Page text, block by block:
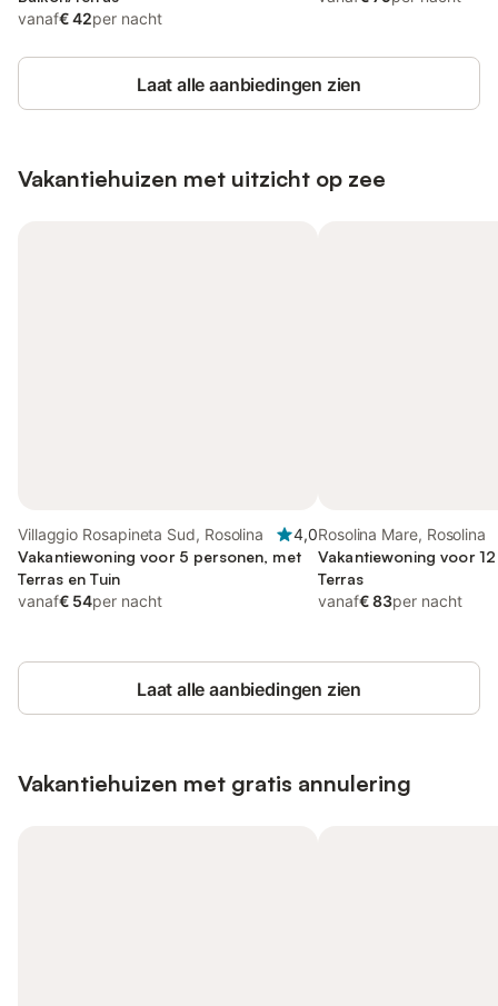
vanaf€ 42per nacht
Laat alle aanbiedingen zien
Vakantiehuizen met uitzicht op zee
Villaggio Rosapineta Sud, Rosolina
4,0
Vakantiewoning voor 5 personen, met
Terras en Tuin
vanaf€ 54per nacht
Rosolina Mare, Rosolina
Vakantiewoning voor
Terras
vanaf€ 83per nacht
Laat alle aanbiedingen zien
Vakantiehuizen met gratis annulering